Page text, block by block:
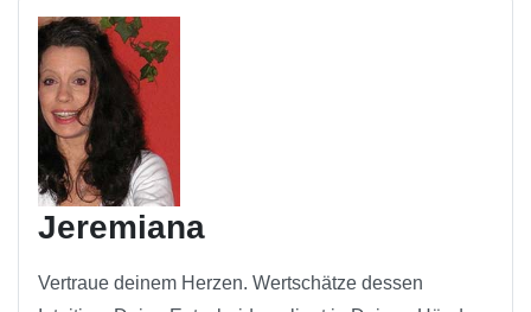
Jeremiana
Vertraue deinem Herzen. Wertschätze dessen